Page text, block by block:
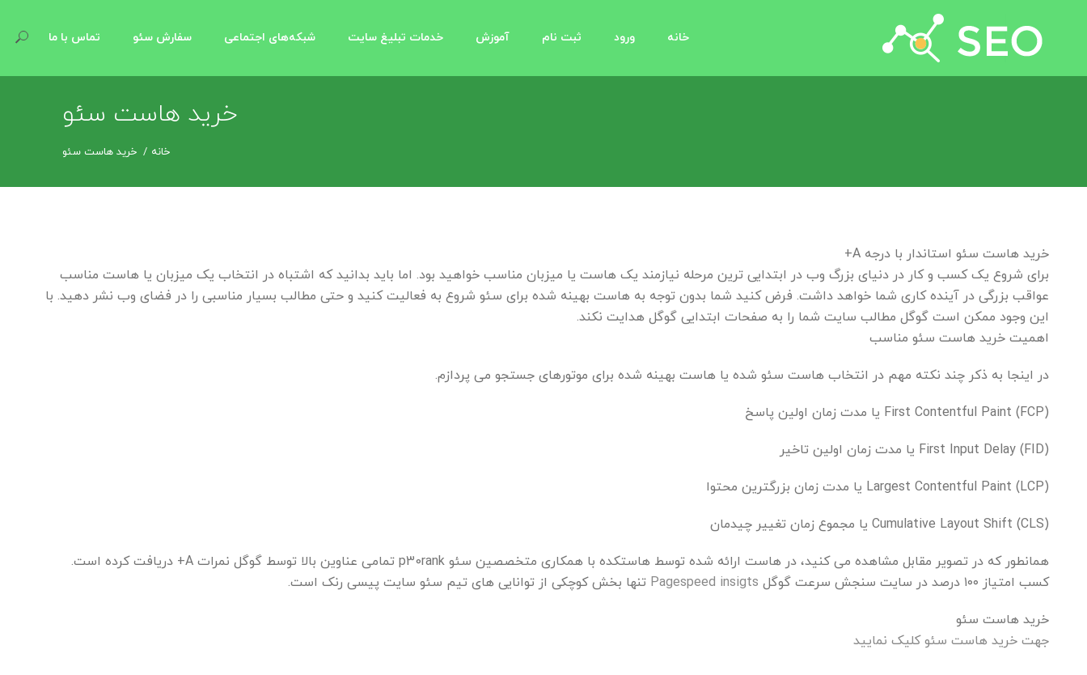
خانه ورود ثبت نام آموزش خدمات تبلیغ سایت شبکه‌های اجتماعی سفارش سئو تماس با ما
جستجو برای:
خرید هاست سئو
خانه خرید هاست سئو
خرید هاست سئو استاندار با درجه A+
برای شروع یک کسب و کار در دنیای بزرگ وب در ابتدایی ترین مرحله نیازمند یک هاست یا میزبان مناسب خواهید بود. اما باید بدانید که اشتباه در انتخاب یک میزبان یا هاست مناسب
عواقب بزرگی در آینده کاری شما خواهد داشت. فرض کنید شما بدون توجه به هاست بهینه شده برای سئو شروع به فعالیت کنید و حتی مطالب بسیار مناسبی را در فضای وب نشر دهید. با
این وجود ممکن است گوگل مطالب سایت شما را به صفحات ابتدایی گوگل هدایت نکند.
اهمیت خرید هاست سئو مناسب
در اینجا به ذکر چند نکته مهم در انتخاب هاست سئو شده یا هاست بهینه شده برای موتورهای جستجو می پردازم.
First Contentful Paint (FCP) یا مدت زمان اولین پاسخ
First Input Delay (FID) یا مدت زمان اولین تاخیر
Largest Contentful Paint (LCP) یا مدت زمان بزرگترین محتوا
Cumulative Layout Shift (CLS) یا مجموع زمان تغییر چیدمان
همانطور که در تصویر مقابل مشاهده می کنید، در هاست ارائه شده توسط هاستکده با همکاری متخصصین سئو p30rank تمامی عناوین بالا توسط گوگل نمرات A+ دریافت کرده است.
کسب امتیاز ۱۰۰ درصد در سایت سنجش سرعت گوگل
Pagespeed insigts تنها بخش کوچکی از توانایی های تیم سئو سایت پیسی رنک است.
خرید هاست سئو
جهت خرید هاست سئو کلیک نمایید